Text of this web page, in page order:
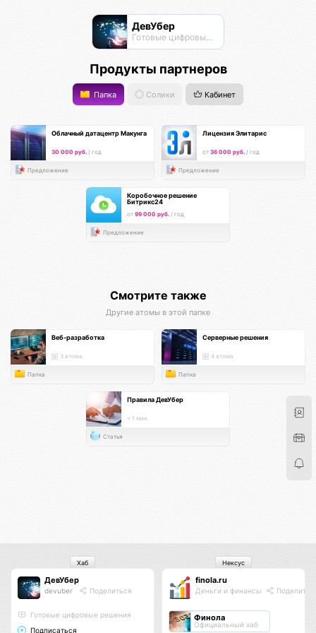
ДевУбер
Готовые цифровые решения
Продукты партнеров
Папка Солики Кабинет
Облачный датацентр Макунга
30 000 руб. / год
Предложение
Лицензия Элитарис
от 36 000 руб. / год
Предложение
Коробочное решение
Битрикс24
от 99 000 руб. / год
Предложение
Смотрите также
Другие атомы в этой папке
Веб-разработка
3 атома
Папка
Серверные решения
4 атома
Папка
Правила ДевУбер
< 1 мин.
Статья
ДевУбер
devuber Поделиться
Готовые цифровые решения
Подписаться
Хаб
finola.ru
Деньги и финансы
Финола
Официальный хаб
Нексус